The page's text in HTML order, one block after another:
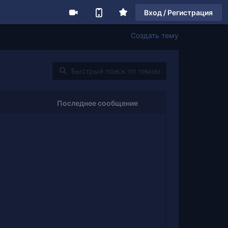
Вход / Регистрация
Создать тему
Последнее сообщение